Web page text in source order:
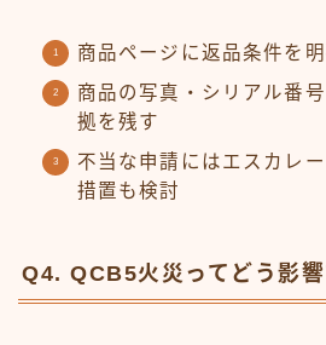
商品ページに返品条件を
商品の写真・シリアル番
拠を残す
不当な申請にはエスカレ
措置も検討
Q4. QCB5火災ってどう影響